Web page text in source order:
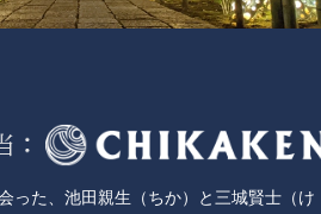
った、池田親生（ちか）と三城賢士（け